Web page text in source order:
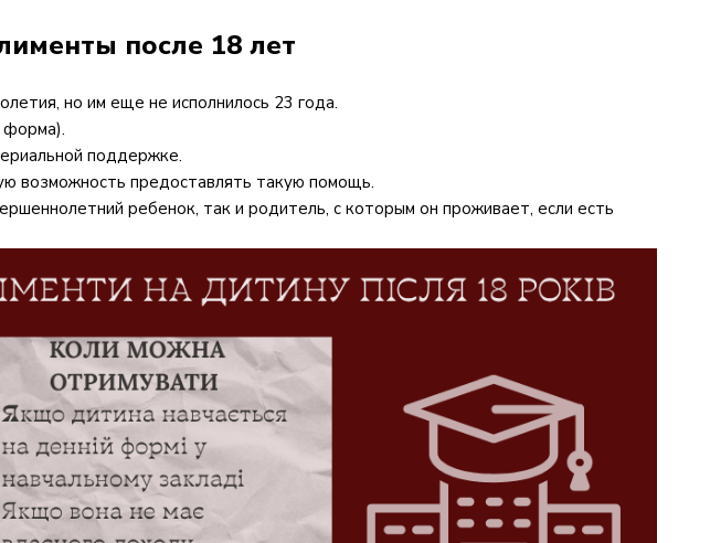
после 18 лет
но им еще не исполнилось 23 года.
форма).
поддержке.
возможность предоставлять такую помощь.
ребенок, так и родитель, с которым он проживает, если есть